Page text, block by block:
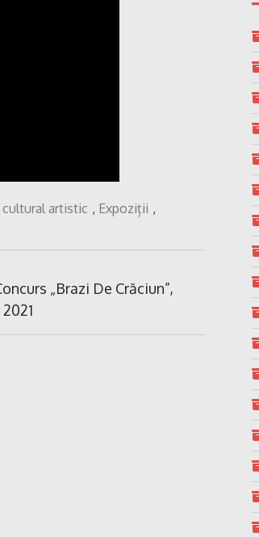
artistic , Expoziții ,
„Brazi De Crăciun”,